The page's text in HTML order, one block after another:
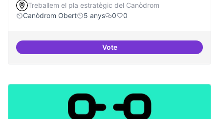
Treballem el pla estratègic del Canòdrom
Canòdrom Obert
5 anys 0 0
VoteCultura digital i tradicional